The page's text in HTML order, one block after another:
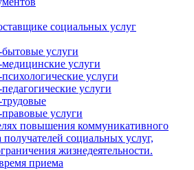
социальных услуг
услуги
услуги
услуги
услуги
услуги
повышения коммуникативного
получателей социальных услуг,
жизнедеятельности.
приема